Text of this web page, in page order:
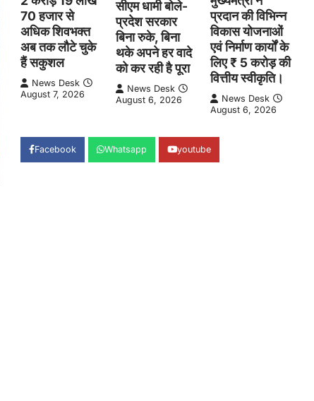
70 हजार से
अधिक शिवभक्त
अब तक लौटे चुके
हैं सकुशल
News Desk
August 7, 2026
सीएम धामी बोले-
प्रदेश सरकार
बिना रुके, बिना
थके अपने हर वादे
को कर रही है पूरा
News Desk
August 6, 2026
प्रदान की विभिन्न
विकास योजनाओं
एवं निर्माण कार्यों के
लिए ₹ 5 करोड़ की
वित्तीय स्वीकृति।
News Desk
August 6, 2026
Facebook Whatsapp youtube